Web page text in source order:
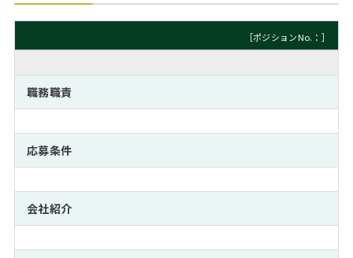
おわり
MBA留学生数の推移
インターン受入企業一覧
MBAを生かす求人特集
年齢と年収の相関図
よくある面接Q&A集
外資系／面接攻略のコツ
転職成功への4つの鍵
キャリアに効く一冊
注目企業インタビュー
キャリアフォーラム
プロ経営者の特別セミナー
Career Talk Live
MBA NETWORKING
採用情報
パブリシティ
ニュースリリース
［ポジションNo.：］
職務職責
応募条件
会社紹介